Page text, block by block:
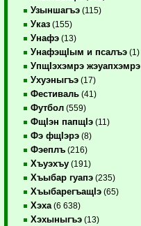
Узыншагъэ (115)
Указ (155)
Унафэ (13)
УнафэщIым и псалъэ (1)
УпщIэхэмрэ жэуапхэмрэ
Ухуэныгъэ (17)
Фестиваль (41)
Футбол (559)
ФщIэн папщIэ (11)
Фэ фщIэрэ (8)
Фэеплъ (216)
Хъуэхъу (191)
Хъыбар гуапэ (235)
ХъыбарегъащIэ (65)
Хэха (6 638)
Хэхыныгъэ (13)